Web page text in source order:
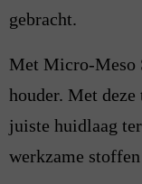
gebracht.
Met Micro-Meso
houder. Met
juiste huidlaag
werkzame